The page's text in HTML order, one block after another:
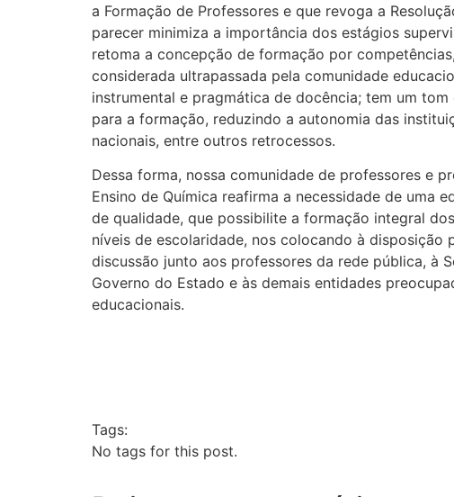
a Formação de Professores e que revoga a
parecer minimiza a importância dos estágios
retoma a concepção de formação por
considerada ultrapassada pela comunidade
instrumental e pragmática de docência; tem um
para a formação, reduzindo a autonomia das
nacionais, entre outros retrocessos.
Dessa forma, nossa comunidade de professores e
Ensino de Química reafirma a necessidade de uma
de qualidade, que possibilite a formação integral
níveis de escolaridade, nos colocando à disposição
discussão junto aos professores da rede pública, à
Governo do Estado e às demais entidades
educacionais.
Tags:
No tags for this post.